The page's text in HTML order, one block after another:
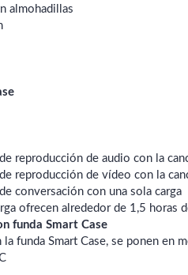
almohadillas
reproducción de audio con la
reproducción de vídeo con la
conversación con una sola carga
ofrecen alrededor de 1,5 horas
funda Smart Case
la funda Smart Case, se ponen en